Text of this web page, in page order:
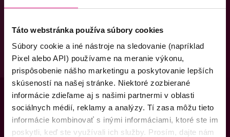
Táto webstránka používa súbory cookies
Súbory cookie a iné nástroje na sledovanie (napríklad
Pixel alebo API) používame na meranie výkonu,
prispôsobenie nášho marketingu a poskytovanie lepších
skúseností na našej stránke. Niektoré zozbierané
informácie zdieľame aj s našimi partnermi v oblasti
sociálnych médií, reklamy a analýzy. Tí zasa môžu tieto
informácie kombinovať s inými informáciami, ktoré ste im
poskytli, keď ste využívali ich služby. Prosím, dajte nám